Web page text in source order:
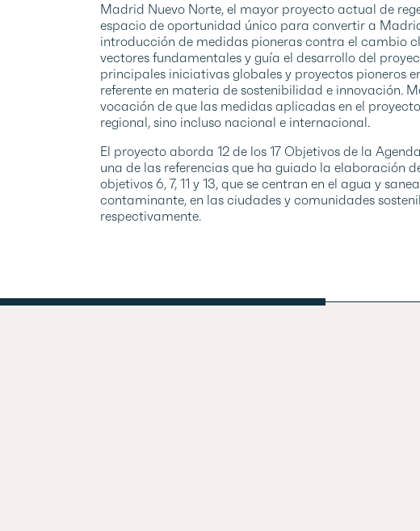
Madrid Nuevo Norte, el mayor proyecto actual de
espacio de oportunidad único para convertir a
introducción de medidas pioneras contra el cambio
vectores fundamentales y guía el desarrollo del
principales iniciativas globales y proyectos pioneros
referente en materia de sostenibilidad e innovación.
vocación de que las medidas aplicadas en el
regional, sino incluso nacional e internacional.
El proyecto aborda 12 de los 17 Objetivos de la
una de las referencias que ha guiado la elaboración
objetivos 6, 7, 11 y 13, que se centran en el agua y
contaminante, en las ciudades y comunidades
respectivamente.